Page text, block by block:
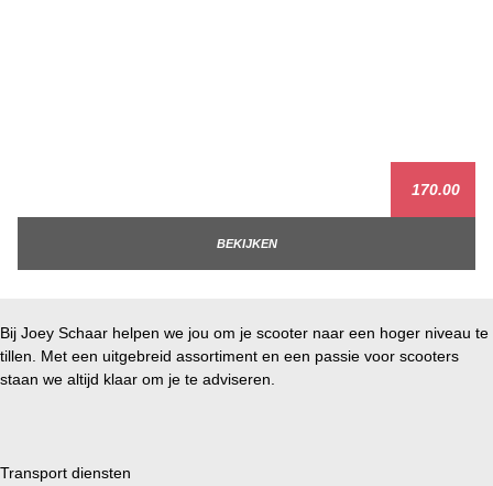
170.00
BEKIJKEN
Bij Joey Schaar helpen we jou om je scooter naar een hoger niveau te
tillen. Met een uitgebreid assortiment en een passie voor scooters
staan we altijd klaar om je te adviseren.
Transport diensten